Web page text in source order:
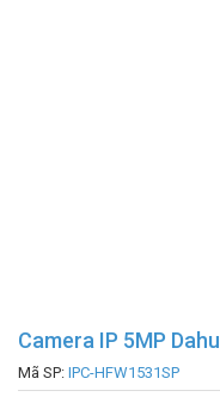
Camera IP 5MP
Mã SP: IPC-HFW1531SP